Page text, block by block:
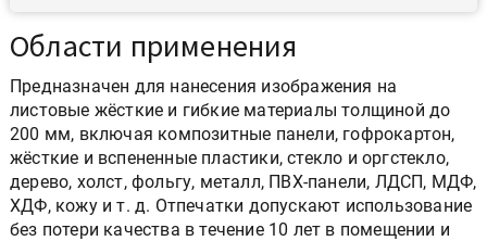
Области применения
Предназначен для нанесения изображения на
листовые жёсткие и гибкие материалы толщиной до
200 мм, включая композитные панели, гофрокартон,
жёсткие и вспененные пластики, стекло и оргстекло,
дерево, холст, фольгу, металл, ПВХ-панели, ЛДСП, МДФ,
ХДФ, кожу и т. д. Отпечатки допускают использование
без потери качества в течение 10 лет в помещении и